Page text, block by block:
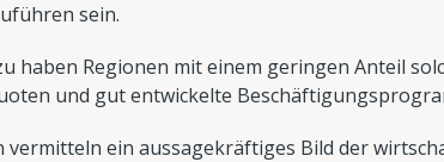
sein.
haben Regionen mit einem geringen Anteil
und gut entwickelte
vermitteln ein aussagekräftiges Bild der